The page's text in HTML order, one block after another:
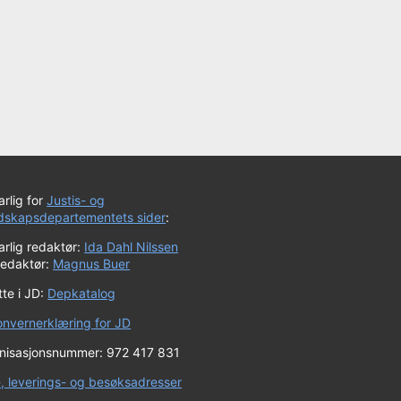
forJustis- og
sider:
redaktør: Ida Dahl Nilssen
Magnus Buer
i JD: Depkatalog
for JD
972 417 831
leverings- og besøksadresser